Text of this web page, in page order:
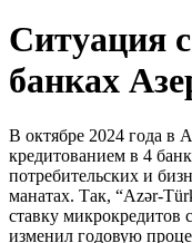
Ситуация
банках
В октябре 2024 года в
кредитованием в 4
потребительских и
манатах. Так, “Azər-
ставку микрокредитов
изменил годовую